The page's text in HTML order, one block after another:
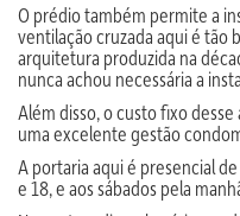
O prédio também permite a
ventilação cruzada aqui é tão
arquitetura produzida na
nunca achou necessária a
Além disso, o custo fixo
uma excelente gestão
A portaria aqui é presencial
e 18, e aos sábados pela